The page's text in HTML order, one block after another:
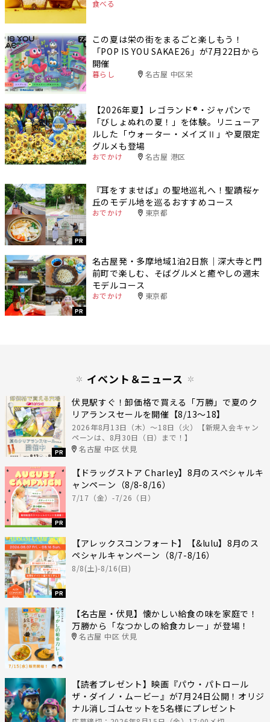
食べる
この夏は栄の街をまるごと楽しもう！
「POP IS YOU SAKAE26」が7月22日から
開催
暮らし 名古屋 中区栄
【2026年夏】レゴランド®・ジャパンで
「びしょぬれの夏！」を体験。リニューア
ルした「ウォーター・メイズⅡ」や夏限定
グルメも登場
おでかけ 名古屋 港区
PR
『耳をすませば』の聖地巡礼へ！聖蹟桜ヶ
丘のモデル地を巡るおすすめコース
おでかけ 東京都
PR
名古屋発・多摩地域1泊2日旅｜深大寺と門
前町で楽しむ、そばグルメと癒やしの週末
モデルコース
おでかけ 東京都
イベント＆ニュース
PR
伏見駅すぐ！卸価格で買える「万勝」で夏のク
リアランスセールを開催【8/13〜18】
2026年8月13日（木）〜18日（火）【新規入会キャン
ペーンは、8月30日（日）まで！】
名古屋 中区 伏見
PR
【ドラッグストア Charley】8月のスペシャルキ
ャンペーン（8/8-8/16）
7/17（金）-7/26（日）
PR
【アレックスコンフォート】【&lulu】8月のス
ペシャルキャンペーン（8/7-8/16）
8/8(土)-8/16(日)
【名古屋・伏見】懐かしい給食の味を家庭で！
万勝から「なつかしの給食カレー」が登場！
名古屋 中区 伏見
【読者プレゼント】映画『パウ・パトロール
ザ・ダイノ・ムービー』が7月24日公開！オリジ
ナル消しゴムセットを5名様にプレゼント